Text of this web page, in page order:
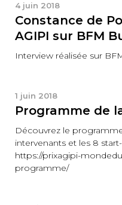
4 juin 2018
Constance de
AGIPI sur BFM
Interview réalisée sur
1 juin 2018
Programme de
Découvrez le
intervenants et les 8
https://prixagipi-
programme/